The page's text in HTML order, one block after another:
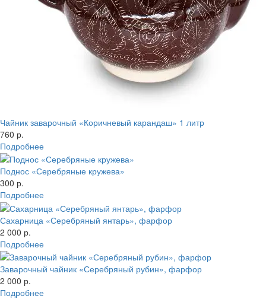
Чайник заварочный «Коричневый карандаш» 1 литр
760 р.
Подробнее
Поднос «Серебряные кружева»
300 р.
Подробнее
Сахарница «Серебряный янтарь», фарфор
2 000 р.
Подробнее
Заварочный чайник «Серебряный рубин», фарфор
2 000 р.
Подробнее